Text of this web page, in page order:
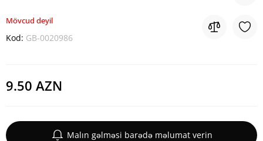
Mövcud deyil
Kod: GB-0020986
9.50 AZN
Malın gəlməsi barədə məlumat verin